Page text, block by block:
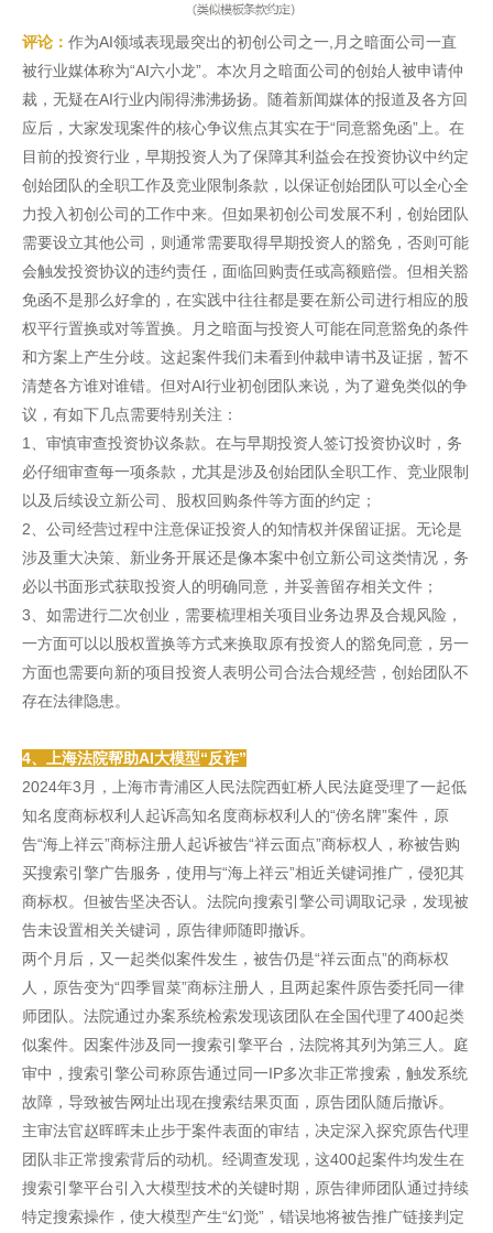
评论： 作为AI领域表现最突出的初创公司之一,月之暗面公司一直
被行业媒体称为“AI六小龙”。本次月之暗面公司的创始人被申请仲
裁，无疑在AI行业内闹得沸沸扬扬。随着新闻媒体的报道及各方回
应后，大家发现案件的核心争议焦点其实在于“同意豁免函”上。在
目前的投资行业，早期投资人为了保障其利益会在投资协议中约定
创始团队的全职工作及竞业限制条款，以保证创始团队可以全心全
力投入初创公司的工作中来。但如果初创公司发展不利，创始团队
需要设立其他公司，则通常需要取得早期投资人的豁免，否则可能
会触发投资协议的违约责任，面临回购责任或高额赔偿。但相关豁
免函不是那么好拿的，在实践中往往都是要在新公司进行相应的股
权平行置换或对等置换。月之暗面与投资人可能在同意豁免的条件
和方案上产生分歧。这起案件我们未看到仲裁申请书及证据，暂不
清楚各方谁对谁错。但对AI行业初创团队来说，为了避免类似的争
议，有如下几点需要特别关注：
1、审慎审查投资协议条款。在与早期投资人签订投资协议时，务
必仔细审查每一项条款，尤其是涉及创始团队全职工作、竞业限制
以及后续设立新公司、股权回购条件等方面的约定；
2、公司经营过程中注意保证投资人的知情权并保留证据。无论是
涉及重大决策、新业务开展还是像本案中创立新公司这类情况，务
必以书面形式获取投资人的明确同意，并妥善留存相关文件；
3、如需进行二次创业，需要梳理相关项目业务边界及合规风险，
一方面可以以股权置换等方式来换取原有投资人的豁免同意，另一
方面也需要向新的项目投资人表明公司合法合规经营，创始团队不
存在法律隐患。
4、上海法院帮助AI大模型“反诈”
2024年3月，上海市青浦区人民法院西虹桥人民法庭受理了一起低
知名度商标权利人起诉高知名度商标权利人的“傍名牌”案件，原
告“海上祥云”商标注册人起诉被告“祥云面点”商标权人，称被告购
买搜索引擎广告服务，使用与“海上祥云”相近关键词推广，侵犯其
商标权。但被告坚决否认。法院向搜索引擎公司调取记录，发现被
告未设置相关关键词，原告律师随即撤诉。
两个月后，又一起类似案件发生，被告仍是“祥云面点”的商标权
人，原告变为“四季冒菜”商标注册人，且两起案件原告委托同一律
师团队。法院通过办案系统检索发现该团队在全国代理了400起类
似案件。因案件涉及同一搜索引擎平台，法院将其列为第三人。庭
审中，搜索引擎公司称原告通过同一IP多次非正常搜索，触发系统
故障，导致被告网址出现在搜索结果页面，原告团队随后撤诉。
主审法官赵晖晖未止步于案件表面的审结，决定深入探究原告代理
团队非正常搜索背后的动机。经调查发现，这400起案件均发生在
搜索引擎平台引入大模型技术的关键时期，原告律师团队通过持续
特定搜索操作，使大模型产生“幻觉”，错误地将被告推广链接判定